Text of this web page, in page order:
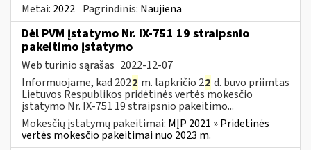
Metai: 2022 Pagrindinis: Naujiena
Dėl PVM įstatymo Nr. IX-751 19 straipsnio
pakeitimo įstatymo
Web turinio sąrašas 2022-12-07
Informuojame, kad 2022 m. lapkričio 22 d. buvo priimtas
Lietuvos Respublikos pridėtinės vertės mokesčio
įstatymo Nr. IX-751 19 straipsnio pakeitimo...
Mokesčių įstatymų pakeitimai: MĮP 2021 » Pridetinės
vertės mokesčio pakeitimai nuo 2023 m.